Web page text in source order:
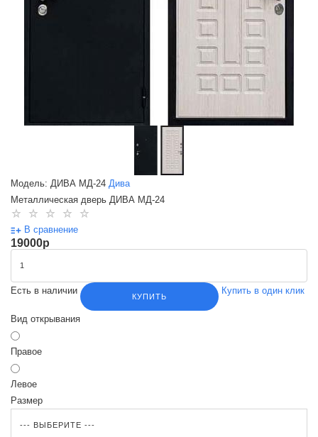
Модель: ДИВА МД-24 Дива
Металлическая дверь ДИВА МД-24
В сравнение
19000p
Есть в наличии
КУПИТЬ
Купить в один клик
Вид открывания
Правое
Левое
Размер